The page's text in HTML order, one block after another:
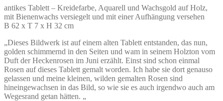
antikes Tablett – Kreidefarbe, Aquarell und Wachsgold auf Holz,
mit Bienenwachs versiegelt und mit einer Aufhängung versehen
B 62 x T 7 x H 32 cm
„Dieses Bildwerk ist auf einem alten Tablett entstanden, das nun,
golden schimmernd in den Seiten und wam in seinem Holzton vom
Duft der Heckenrosen im Juni erzählt. Einst sind schon einmal
Rosen auf dieses Tablett gemalt worden. Ich habe sie dort genauso
gelassen und meine kleinen, wilden gemalten Rosen sind
hineingewachsen in das Bild, so wie sie es auch irgendwo auch am
Wegesrand getan hätten. „